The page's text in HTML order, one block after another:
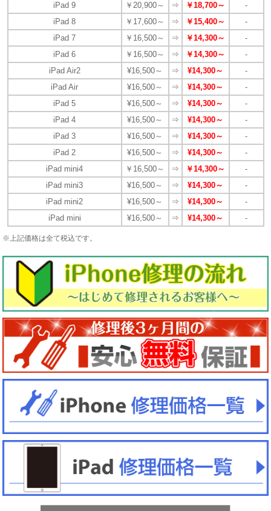
iPad 9
￥20,900～ ⇒ ￥18,700～
-
iPad 8
￥17,600～ ⇒ ￥15,400～
-
iPad 7
￥16,500～ ⇒ ￥14,300～
-
iPad 6
￥16,500～ ⇒ ￥14,300～
-
iPad Air2
¥16,500～ ⇒ ¥14,300～
-
iPad Air
¥16,500～ ⇒ ¥14,300～
-
iPad 5
¥16,500～ ⇒ ¥14,300～
-
iPad 4
¥16,500～ ⇒ ¥14,300～
-
iPad 3
¥16,500～ ⇒ ¥14,300～
-
iPad 2
¥16,500～ ⇒ ¥14,300～
-
iPad mini4
￥16,500～ ⇒ ￥14,300～
-
iPad mini3
¥16,500～ ⇒ ¥14,300～
-
iPad mini2
¥16,500～ ⇒ ¥14,300～
-
iPad mini
¥16,500～ ⇒ ¥14,300～ -
※上記価格は全て税込です。